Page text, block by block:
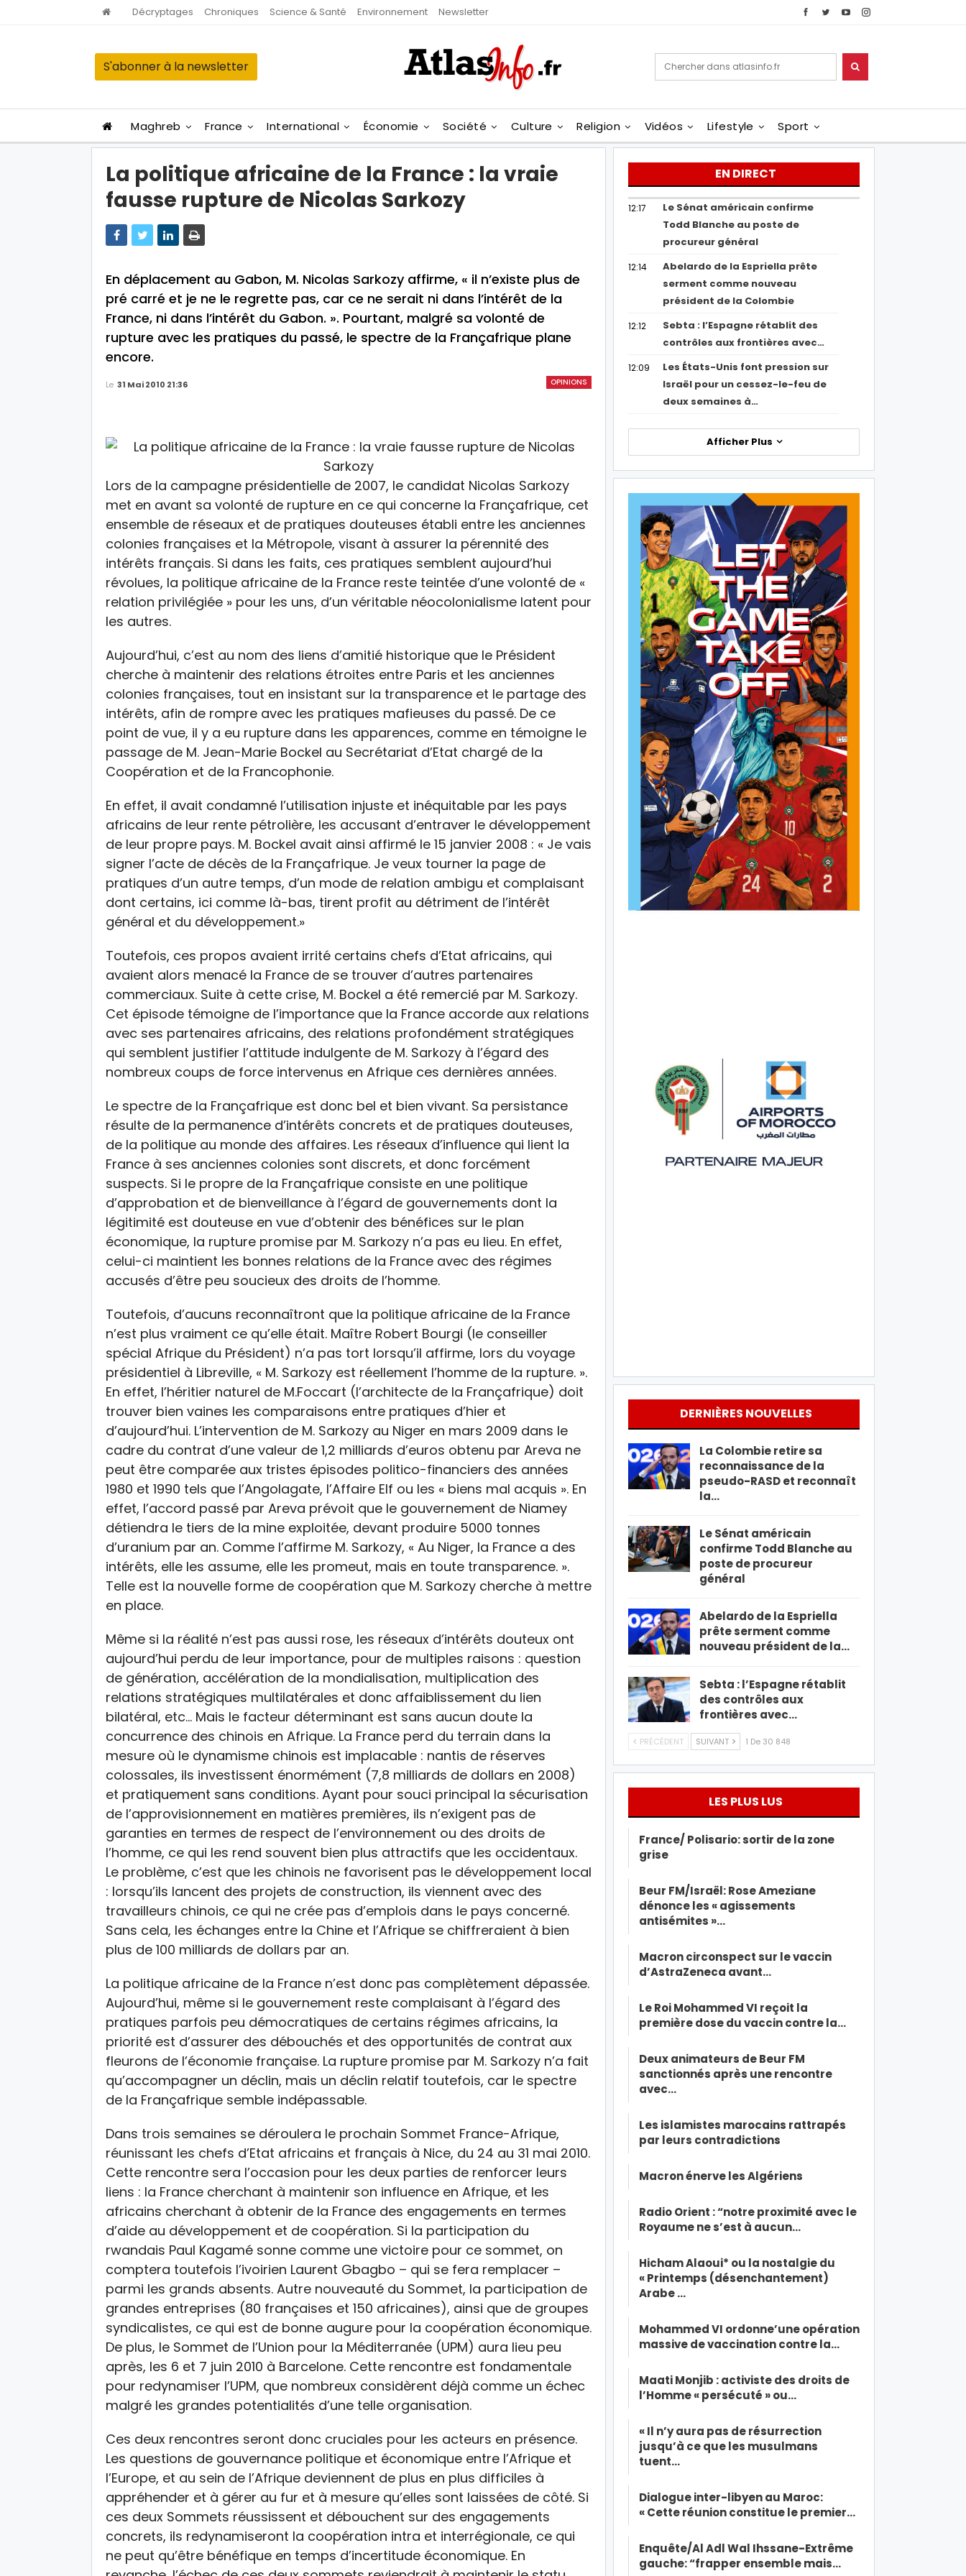
Décryptages Chroniques Science & Santé Environnement Newsletter
S'abonner à la newsletter
Maghreb France International Économie Société Culture Religion Vidéos Lifestyle Sport
La politique africaine de la France : la vraie
fausse rupture de Nicolas Sarkozy
En déplacement au Gabon, M. Nicolas Sarkozy affirme, « il n’existe plus de
pré carré et je ne le regrette pas, car ce ne serait ni dans l’intérêt de la
France, ni dans l’intérêt du Gabon. ». Pourtant, malgré sa volonté de
rupture avec les pratiques du passé, le spectre de la Françafrique plane
encore.
OPINIONS
Le 31 Mai 2010 21:36
Lors de la campagne présidentielle de 2007, le candidat Nicolas Sarkozy
met en avant sa volonté de rupture en ce qui concerne la Françafrique, cet
ensemble de réseaux et de pratiques douteuses établi entre les anciennes
colonies françaises et la Métropole, visant à assurer la pérennité des
intérêts français. Si dans les faits, ces pratiques semblent aujourd’hui
révolues, la politique africaine de la France reste teintée d’une volonté de «
relation privilégiée » pour les uns, d’un véritable néocolonialisme latent pour
les autres.
Aujourd’hui, c’est au nom des liens d’amitié historique que le Président
cherche à maintenir des relations étroites entre Paris et les anciennes
colonies françaises, tout en insistant sur la transparence et le partage des
intérêts, afin de rompre avec les pratiques mafieuses du passé. De ce
point de vue, il y a eu rupture dans les apparences, comme en témoigne le
passage de M. Jean-Marie Bockel au Secrétariat d’Etat chargé de la
Coopération et de la Francophonie.
En effet, il avait condamné l’utilisation injuste et inéquitable par les pays
africains de leur rente pétrolière, les accusant d’entraver le développement
de leur propre pays. M. Bockel avait ainsi affirmé le 15 janvier 2008 : « Je vais
signer l’acte de décès de la Françafrique. Je veux tourner la page de
pratiques d’un autre temps, d’un mode de relation ambigu et complaisant
dont certains, ici comme là-bas, tirent profit au détriment de l’intérêt
général et du développement.»
Toutefois, ces propos avaient irrité certains chefs d’Etat africains, qui
avaient alors menacé la France de se trouver d’autres partenaires
commerciaux. Suite à cette crise, M. Bockel a été remercié par M. Sarkozy.
Cet épisode témoigne de l’importance que la France accorde aux relations
avec ses partenaires africains, des relations profondément stratégiques
qui semblent justifier l’attitude indulgente de M. Sarkozy à l’égard des
nombreux coups de force intervenus en Afrique ces dernières années.
Le spectre de la Françafrique est donc bel et bien vivant. Sa persistance
résulte de la permanence d’intérêts concrets et de pratiques douteuses,
de la politique au monde des affaires. Les réseaux d’influence qui lient la
France à ses anciennes colonies sont discrets, et donc forcément
suspects. Si le propre de la Françafrique consiste en une politique
d’approbation et de bienveillance à l’égard de gouvernements dont la
légitimité est douteuse en vue d’obtenir des bénéfices sur le plan
économique, la rupture promise par M. Sarkozy n’a pas eu lieu. En effet,
celui-ci maintient les bonnes relations de la France avec des régimes
accusés d’être peu soucieux des droits de l’homme.
Toutefois, d’aucuns reconnaîtront que la politique africaine de la France
n’est plus vraiment ce qu’elle était. Maître Robert Bourgi (le conseiller
spécial Afrique du Président) n’a pas tort lorsqu’il affirme, lors du voyage
présidentiel à Libreville, « M. Sarkozy est réellement l’homme de la rupture. ».
En effet, l’héritier naturel de M.Foccart (l’architecte de la Françafrique) doit
trouver bien vaines les comparaisons entre pratiques d’hier et
d’aujourd’hui. L’intervention de M. Sarkozy au Niger en mars 2009 dans le
cadre du contrat d’une valeur de 1,2 milliards d’euros obtenu par Areva ne
peut être comparée aux tristes épisodes politico-financiers des années
1980 et 1990 tels que l’Angolagate, l’Affaire Elf ou les « biens mal acquis ». En
effet, l’accord passé par Areva prévoit que le gouvernement de Niamey
détiendra le tiers de la mine exploitée, devant produire 5000 tonnes
d’uranium par an. Comme l’affirme M. Sarkozy, « Au Niger, la France a des
intérêts, elle les assume, elle les promeut, mais en toute transparence. ».
Telle est la nouvelle forme de coopération que M. Sarkozy cherche à mettre
en place.
Même si la réalité n’est pas aussi rose, les réseaux d’intérêts douteux ont
aujourd’hui perdu de leur importance, pour de multiples raisons : question
de génération, accélération de la mondialisation, multiplication des
relations stratégiques multilatérales et donc affaiblissement du lien
bilatéral, etc… Mais le facteur déterminant est sans aucun doute la
concurrence des chinois en Afrique. La France perd du terrain dans la
mesure où le dynamisme chinois est implacable : nantis de réserves
colossales, ils investissent énormément (7,8 milliards de dollars en 2008)
et pratiquement sans conditions. Ayant pour souci principal la sécurisation
de l’approvisionnement en matières premières, ils n’exigent pas de
garanties en termes de respect de l’environnement ou des droits de
l’homme, ce qui les rend souvent bien plus attractifs que les occidentaux.
Le problème, c’est que les chinois ne favorisent pas le développement local
: lorsqu’ils lancent des projets de construction, ils viennent avec des
travailleurs chinois, ce qui ne crée pas d’emplois dans le pays concerné.
Sans cela, les échanges entre la Chine et l’Afrique se chiffreraient à bien
plus de 100 milliards de dollars par an.
La politique africaine de la France n’est donc pas complètement dépassée.
Aujourd’hui, même si le gouvernement reste complaisant à l’égard des
pratiques parfois peu démocratiques de certains régimes africains, la
priorité est d’assurer des débouchés et des opportunités de contrat aux
fleurons de l’économie française. La rupture promise par M. Sarkozy n’a fait
qu’accompagner un déclin, mais un déclin relatif toutefois, car le spectre
de la Françafrique semble indépassable.
Dans trois semaines se déroulera le prochain Sommet France-Afrique,
réunissant les chefs d’Etat africains et français à Nice, du 24 au 31 mai 2010.
Cette rencontre sera l’occasion pour les deux parties de renforcer leurs
liens : la France cherchant à maintenir son influence en Afrique, et les
africains cherchant à obtenir de la France des engagements en termes
d’aide au développement et de coopération. Si la participation du
rwandais Paul Kagamé sonne comme une victoire pour ce sommet, on
comptera toutefois l’ivoirien Laurent Gbagbo – qui se fera remplacer –
parmi les grands absents. Autre nouveauté du Sommet, la participation de
grandes entreprises (80 françaises et 150 africaines), ainsi que de groupes
syndicalistes, ce qui est de bonne augure pour la coopération économique.
De plus, le Sommet de l’Union pour la Méditerranée (UPM) aura lieu peu
après, les 6 et 7 juin 2010 à Barcelone. Cette rencontre est fondamentale
pour redynamiser l’UPM, que nombreux considèrent déjà comme un échec
malgré les grandes potentialités d’une telle organisation.
Ces deux rencontres seront donc cruciales pour les acteurs en présence.
Les questions de gouvernance politique et économique entre l’Afrique et
l’Europe, et au sein de l’Afrique deviennent de plus en plus difficiles à
appréhender et à gérer au fur et à mesure qu’elles sont laissées de côté. Si
ces deux Sommets réussissent et débouchent sur des engagements
concrets, ils redynamiseront la coopération intra et interrégionale, ce qui
ne peut qu’être bénéfique en temps d’incertitude économique. En
EN DIRECT
12:17
Le Sénat américain confirme
Todd Blanche au poste de
procureur général
12:14
Abelardo de la Espriella prête
serment comme nouveau
président de la Colombie
12:12
Sebta : l’Espagne rétablit des
contrôles aux frontières avec…
12:09
Les États-Unis font pression sur
Israël pour un cessez-le-feu de
deux semaines à…
Afficher Plus
DERNIÈRES NOUVELLES
La Colombie retire sa
reconnaissance de la
pseudo-RASD et reconnaît
la…
Le Sénat américain
confirme Todd Blanche au
poste de procureur
général
Abelardo de la Espriella
prête serment comme
nouveau président de la…
Sebta : l’Espagne rétablit
des contrôles aux
frontières avec…
PRÉCÉDENT SUIVANT 1 De 30 848
LES PLUS LUS
France/ Polisario: sortir de la zone
grise
Beur FM/Israël: Rose Ameziane
dénonce les « agissements
antisémites »…
Macron circonspect sur le vaccin
d’AstraZeneca avant…
Le Roi Mohammed VI reçoit la
première dose du vaccin contre la…
Deux animateurs de Beur FM
sanctionnés après une rencontre
avec…
Les islamistes marocains rattrapés
par leurs contradictions
Macron énerve les Algériens
Radio Orient : “notre proximité avec le
Royaume ne s’est à aucun…
Hicham Alaoui* ou la nostalgie du
« Printemps (désenchantement)
Arabe …
Mohammed VI ordonne’une opération
massive de vaccination contre la…
Maati Monjib : activiste des droits de
l’Homme « persécuté » ou…
« Il n’y aura pas de résurrection
jusqu’à ce que les musulmans
tuent…
Dialogue inter-libyen au Maroc:
« Cette réunion constitue le premier…
Enquête/Al Adl Wal Ihssane-Extrême
gauche: “frapper ensemble mais…